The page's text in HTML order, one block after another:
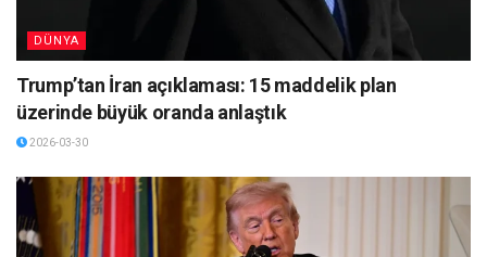
DÜNYA
Trump’tan İran açıklaması: 15 maddelik plan
üzerinde büyük oranda anlaştık
2026-03-30